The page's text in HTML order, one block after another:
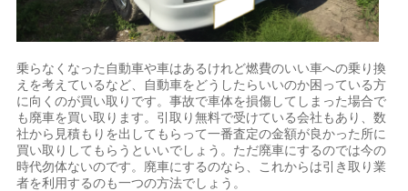
乗らなくなった自動車や車はあるけれど燃費のいい車への乗り換
えを考えているなど、自動車をどうしたらいいのか困っている方
に向くのが買い取りです。事故で車体を損傷してしまった場合で
も廃車を買い取ります。引取り無料で受けている会社もあり、数
社から見積もりを出してもらって一番査定の金額が良かった所に
買い取りしてもらうといいでしょう。ただ廃車にするのでは今の
時代勿体ないのです。廃車にするのなら、これからは引き取り業
者を利用するのも一つの方法でしょう。